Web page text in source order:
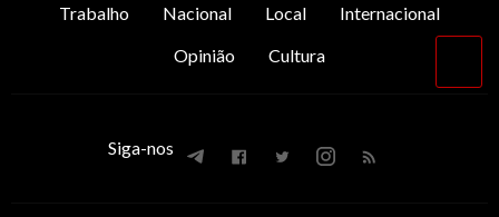
Trabalho Nacional Local
Internacional
Opinião
Cultura
Siga-nos